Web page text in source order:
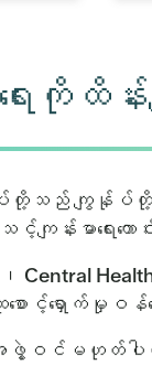
းကိုထိန်
သည် ကျွန်ုပ်တို့၏လူ
ျန်းမာရေးကော
Central
ောင့်ရှောက်မှုဝန်
င်မဟုတ်ပါက လ